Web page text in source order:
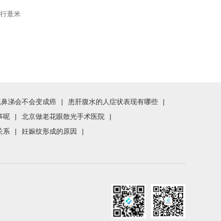
薏米
涕会不会变成癌 | 患肝腹水的人症状表现有哪些
|
呢 | 北京做老花眼散光手术医院
|
系 | 妊娠纹形成的原因
|